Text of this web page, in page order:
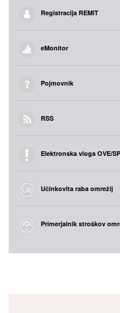
Registracija REMIT
eMonitor
Pojmovnik
RSS
Elektronska vloga OVE/
Učinkovita raba omrežij
Primerjalnik stroškov